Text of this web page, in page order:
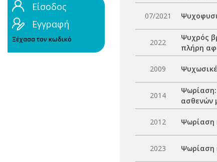
Είσοδος
Εγγραφή
Ξέχασα τον κωδικό
07/2021
2022
Ψυχρός
πλήρη
2009
2014
Ψωρίαση:
ασθενών
2012 Ψωρίαση
2023 Ψωρίαση